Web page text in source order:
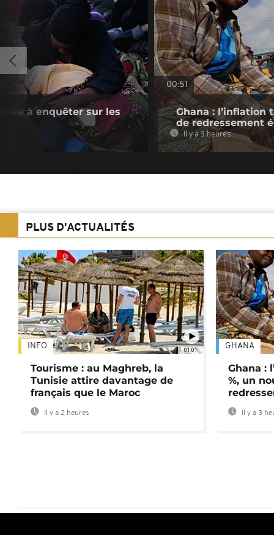
à enquêter sur les
00:51
Ghana : l’inflation
de redressement
Il y a 3 heures
PLUS D'ACTUALITÉS
01:01
INFO
Tourisme : au Maghreb, la
Tunisie attire davantage de
français que le Maroc
Il y a 2 heures
GHANA
Ghana :
%, un
Il y a 3